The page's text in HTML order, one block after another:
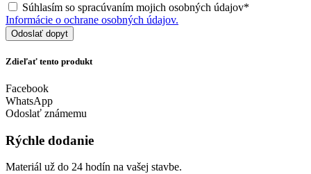
Súhlasím so spracúvaním mojich osobných údajov*
Informácie o ochrane osobných údajov.
Odoslať dopyt
Zdieľať tento produkt
Facebook
WhatsApp
Odoslať známemu
Rýchle dodanie
Materiál už do 24 hodín na vašej stavbe.